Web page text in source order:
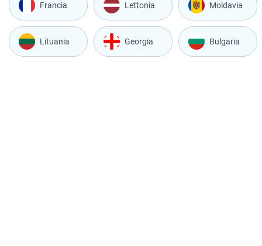
Francia Lettonia Moldavia
Lituania Georgia Bulgaria